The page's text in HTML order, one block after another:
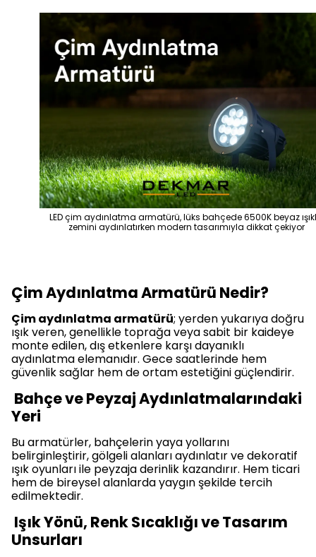
LED çim aydınlatma armatürü, lüks bahçede 6500K beyaz
zemini aydınlatırken modern tasarımıyla dikkat çekiyor
Çim Aydınlatma Armatürü Nedir?
Çim aydınlatma armatürü; yerden yukarıya doğru
ışık veren, genellikle toprağa veya sabit bir kaideye
monte edilen, dış etkenlere karşı dayanıklı
aydınlatma elemanıdır. Gece saatlerinde hem
güvenlik sağlar hem de ortam estetiğini güçlendirir.
Bahçe ve Peyzaj Aydınlatmalarındaki
Yeri
Bu armatürler, bahçelerin yaya yollarını
belirginleştirir, gölgeli alanları aydınlatır ve dekoratif
ışık oyunları ile peyzaja derinlik kazandırır. Hem ticari
hem de bireysel alanlarda yaygın şekilde tercih
edilmektedir.
Işık Yönü, Renk Sıcaklığı ve Tasarım
Unsurları